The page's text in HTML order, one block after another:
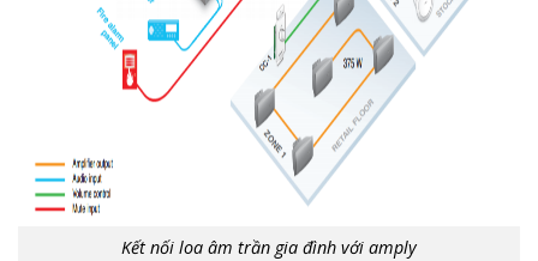
Kết nối loa âm trần gia đình với amply